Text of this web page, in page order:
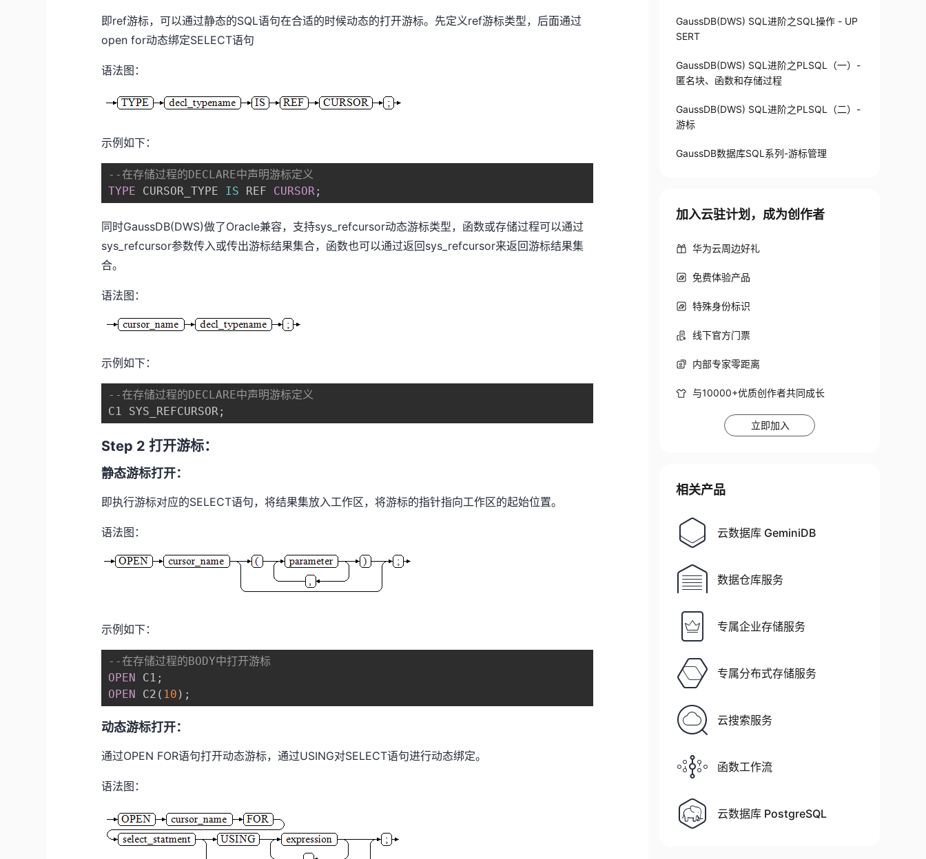
即ref游标，可以通过静态的SQL语句在合适的时候动态的打开游标。先定义ref游标类型，后面通过
open for动态绑定SELECT语句
语法图：
示例如下：
--在存储过程的DECLARE中声明游标定义
TYPE CURSOR_TYPE IS REF CURSOR;
同时GaussDB(DWS)做了Oracle兼容， 支持sys_refcursor动态游标类型，函数或存储过程可以通过
sys_refcursor参数传入或传出游标结果集合，函数也可以通过返回sys_refcursor来返回游标结果集
合。
语法图：
示例如下：
--在存储过程的DECLARE中声明游标定义
C1 SYS_REFCURSOR;
Step 2 打开游标：
静态游标打开：
即执行游标对应的SELECT语句，将结果集放入工作区，将游标的指针指向工作区的起始位置。
语法图：
示例如下：
--在存储过程的BODY中打开游标
OPEN C1 ;
OPEN C2 ( 10 ) ;
动态游标打开：
通过OPEN FOR语句打开动态游标，通过USING对SELECT语句进行动态绑定。
语法图：
GaussDB(DWS) SQL进阶之SQL操作 - UP
SERT
GaussDB(DWS) SQL进阶之PLSQL（一）-
匿名块、函数和存储过程
GaussDB(DWS) SQL进阶之PLSQL（二）-
游标
GaussDB数据库SQL系列-游标管理
加入云驻计划，成为创作者
华为云周边好礼
免费体验产品
特殊身份标识
线下官方门票
内部专家零距离
与10000+优质创作者共同成长
立即加入
相关产品
云数据库 GeminiDB
数据仓库服务
专属企业存储服务
专属分布式存储服务
云搜索服务
函数工作流
云数据库 PostgreSQL